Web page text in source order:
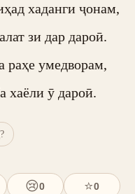
хаданги ҷонам,
зи дар дароӣ.
умедворам,
хаёли ӯ дароӣ.
😢0 ⭐0